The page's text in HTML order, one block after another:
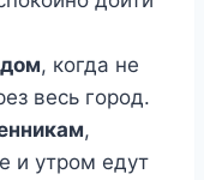
, когда не
весь город.
,
и утром едут